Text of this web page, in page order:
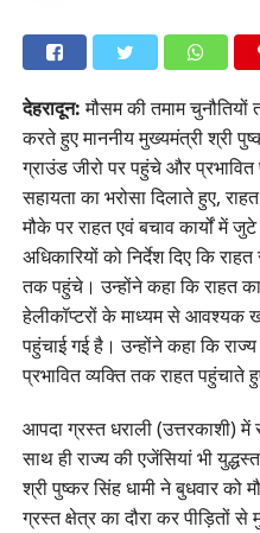
देहरादून:मौसम की तमाम चुनौतियों
करते हुए माननीय मुख्यमंत्री श्री
ग्राउंड जीरो पर पहुंचे और
सहायता का भरोसा दिलाते हुए,
मौके पर राहत एवं बचाव कार्यों में
अधिकारियों को निर्देश दिए कि
तक पहुंचे। उन्होंने कहा कि राहत
हेलीकॉप्टरों के माध्यम से आवश्यक
पहुंचाई गई है। उन्होंने कहा कि
प्रभावित व्यक्ति तक राहत पहुंचाते
आपदा ग्रस्त धराली (उत्तरकाशी)
साथ ही राज्य की एजेंसियां भी
श्री पुष्कर सिंह धामी ने बुधवार को
ग्रस्त क्षेत्र का दौरा कर पीड़ितों